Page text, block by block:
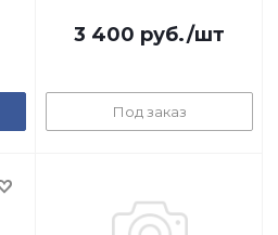
3 400 руб./шт
Под заказ